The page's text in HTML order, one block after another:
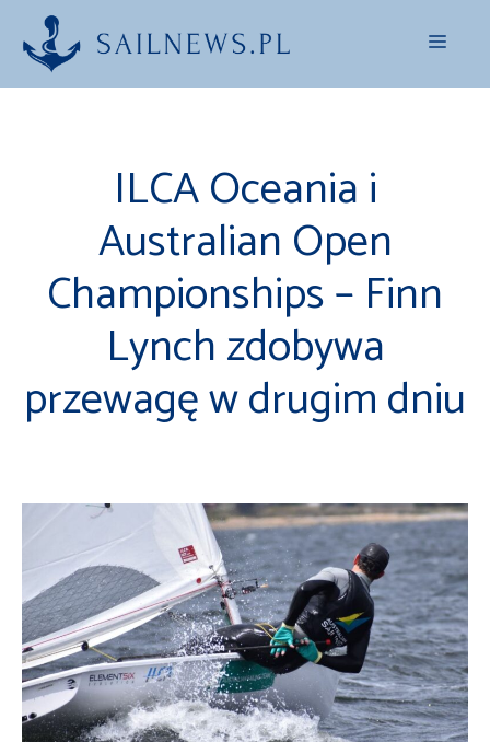
Przejdź
treści
Menu
ILCA Oceania i
Australian Open
Championships – Finn
Lynch zdobywa
przewagę w drugim dniu